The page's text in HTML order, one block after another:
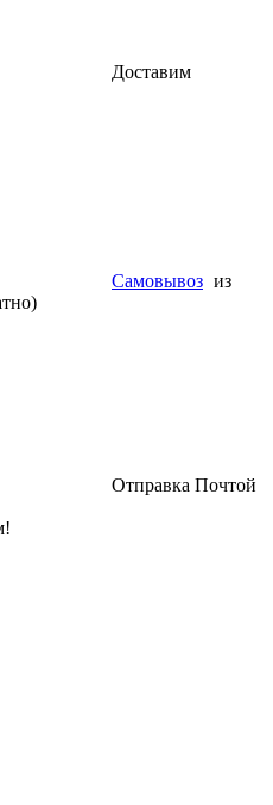
Доставим
Самовывоз из
Отправка Почтой